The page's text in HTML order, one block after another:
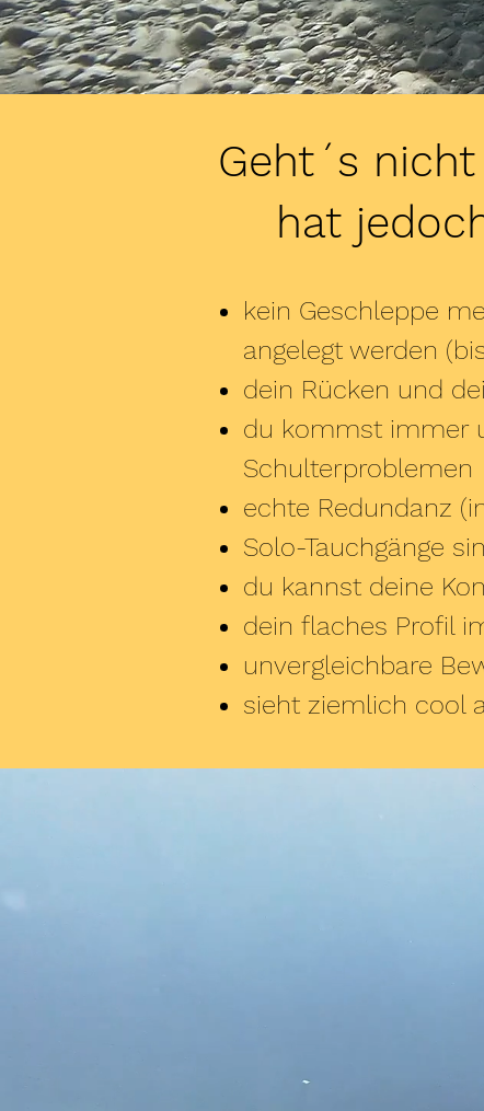
Geht´s
hat
kein Geschleppe
angelegt werden
dein Rücken und
du kommst immer
Schulterproblemen
echte Redundanz
Solo-Tauchgänge
du kannst deine
dein flaches Profil
unvergleichbare
sieht ziemlich cool